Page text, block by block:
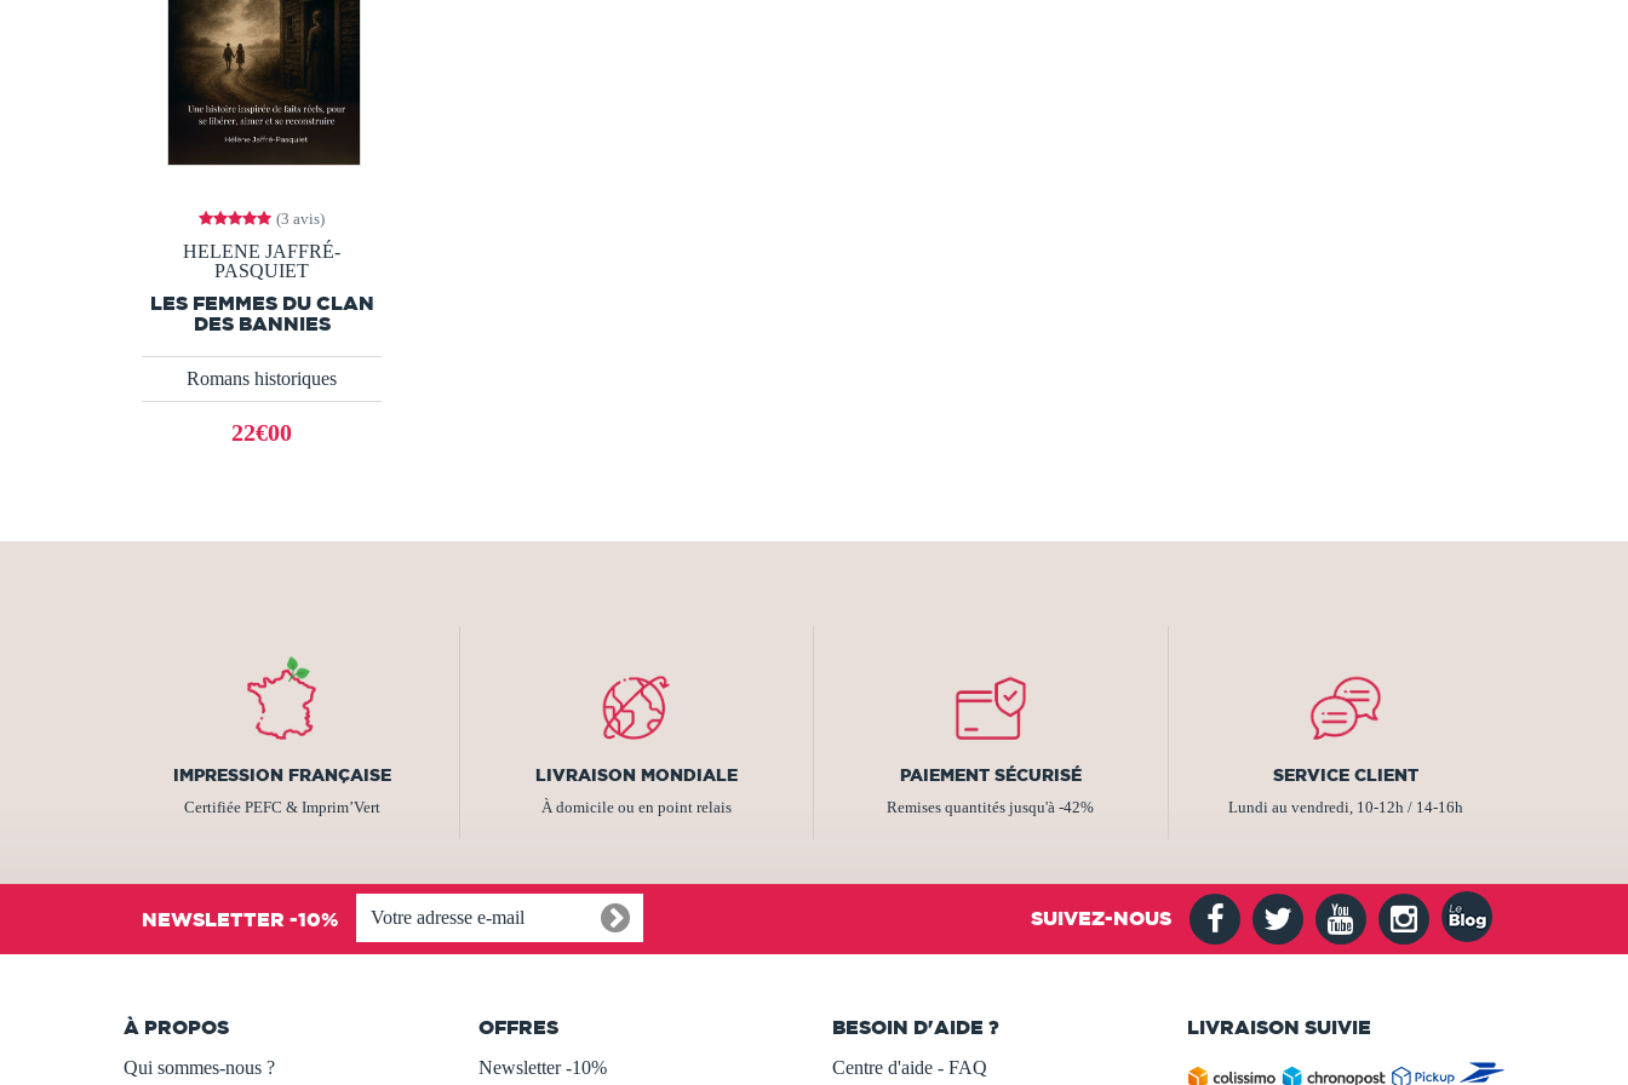
(3 avis)
HELENE JAFFRÉ-
PASQUIET
LES FEMMES DU CLAN
DES BANNIES
Romans historiques
22€00
IMPRESSION FRANÇAISE
Certifiée PEFC & Imprim’Vert
LIVRAISON MONDIALE
À domicile ou en point relais
PAIEMENT SÉCURISÉ
Remises quantités jusqu'à -42%
SERVICE CLIENT
Lundi au vendredi, 10-12h / 14-16h
NEWSLETTER -10% SUIVEZ-NOUS
À PROPOS
Qui sommes-nous ?
OFFRES
Newsletter -10%
BESOIN D'AIDE ?
Centre d'aide - FAQ
LIVRAISON SUIVIE